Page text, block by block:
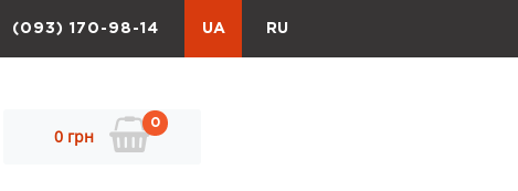
(093) 170-98-14 UA RU
0 грн
0